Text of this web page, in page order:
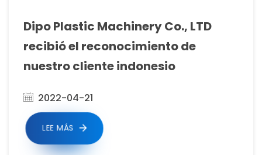
Dipo Plastic Machinery Co., LTD
recibió el reconocimiento de
nuestro cliente indonesio
2022-04-21
LEE MÁS